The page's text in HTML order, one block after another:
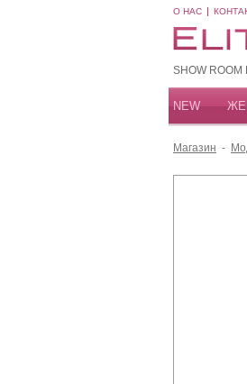
О НАС
SHOW
NEW
Магазин -